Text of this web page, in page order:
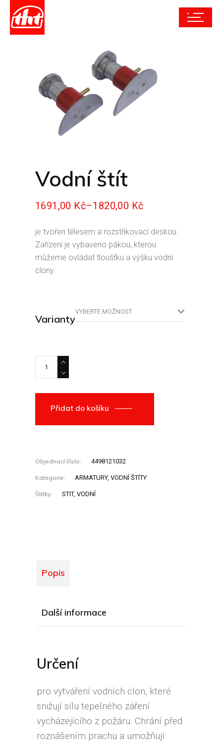
Vodní štít
1691,00 Kč–1820,00 Kč
Rozpětí
1691,00 Kč
až
1820,00 Kč
je tvořen tělesem a rozstřikovací deskou.
Zařízení je vybaveno pákou, kterou
můžeme ovládat tloušťku a výšku vodní
clony.
Varianty
VYBERTE MOŽNOST
Vodní štít quantity
Přidat do košíku
Objednací číslo: 4498121032
Kategorie: ARMATURY, VODNÍ ŠTÍTY
Štítky: STIT, VODNÍ
Popis
Další informace
Určení
pro vytváření vodních clon, které
snižují sílu tepelného záření
vycházejícího z požáru. Chrání před
roznášením prachu a umožňují